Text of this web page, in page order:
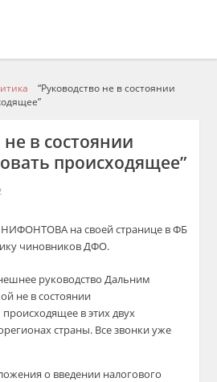
“Руководство не в состоянии
не в состоянии
происходящее”
на своей странице в ФБ
чиновников ДФО.
руководство Дальним
не в состоянии
в этих двух
страны. Все звонки уже
о введении налогового